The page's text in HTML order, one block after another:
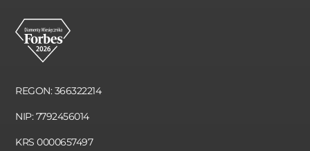
REGON: 366322214
NIP: 7792456014
KRS 0000657497